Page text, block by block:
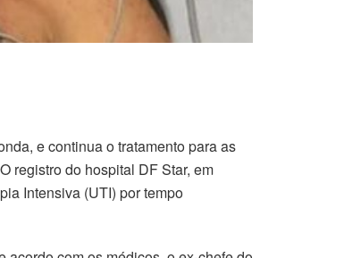
e continua o tratamento para as
registro do hospital DF Star, em
Intensiva (UTI) por tempo